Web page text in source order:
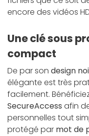
encore des vidéos
Une clé sous
compact
De par son design
élégante est très
facilement.
SecureAccess afin
personnelles tout
protégé par mot de